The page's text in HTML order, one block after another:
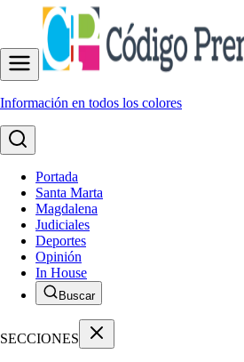
Información en todos los colores
Portada
Santa Marta
Magdalena
Judiciales
Deportes
Opinión
In House
Buscar
SECCIONES